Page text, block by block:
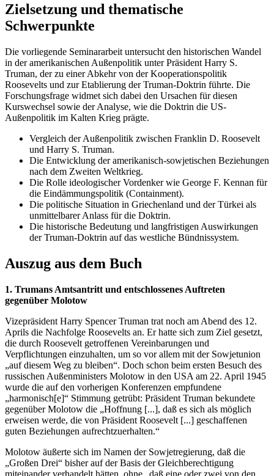
Zielsetzung und thematische
Schwerpunkte
Die vorliegende Seminararbeit untersucht den historischen Wandel
in der amerikanischen Außenpolitik unter Präsident Harry S.
Truman, der zu einer Abkehr von der Kooperationspolitik
Roosevelts und zur Etablierung der Truman-Doktrin führte. Die
Forschungsfrage widmet sich dabei den Ursachen für diesen
Kurswechsel sowie der Analyse, wie die Doktrin die US-
Außenpolitik im Kalten Krieg prägte.
Vergleich der Außenpolitik zwischen Franklin D. Roosevelt
und Harry S. Truman.
Die Entwicklung der amerikanisch-sowjetischen Beziehungen
nach dem Zweiten Weltkrieg.
Die Rolle ideologischer Vordenker wie George F. Kennan für
die Eindämmungspolitik (Containment).
Die politische Situation in Griechenland und der Türkei als
unmittelbarer Anlass für die Doktrin.
Die historische Bedeutung und langfristigen Auswirkungen
der Truman-Doktrin auf das westliche Bündnissystem.
Auszug aus dem Buch
1. Trumans Amtsantritt und entschlossenes Auftreten
gegenüber Molotow
Vizepräsident Harry Spencer Truman trat noch am Abend des 12.
Aprils die Nachfolge Roosevelts an. Er hatte sich zum Ziel gesetzt,
die durch Roosevelt getroffenen Vereinbarungen und
Verpflichtungen einzuhalten, um so vor allem mit der Sowjetunion
„auf diesem Weg zu bleiben“. Doch schon beim ersten Besuch des
russischen Außenministers Molotow in den USA am 22. April 1945
wurde die auf den vorherigen Konferenzen empfundene
„harmonisch[e]“ Stimmung getrübt: Präsident Truman bekundete
gegenüber Molotow die „Hoffnung [...], daß es sich als möglich
erweisen werde, die von Präsident Roosevelt [...] geschaffenen
guten Beziehungen aufrechtzuerhalten.“
Molotow äußerte sich im Namen der Sowjetregierung, daß die
„Großen Drei“ bisher auf der Basis der Gleichberechtigung